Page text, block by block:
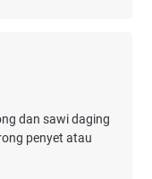
dan sawi daging
penyet atau